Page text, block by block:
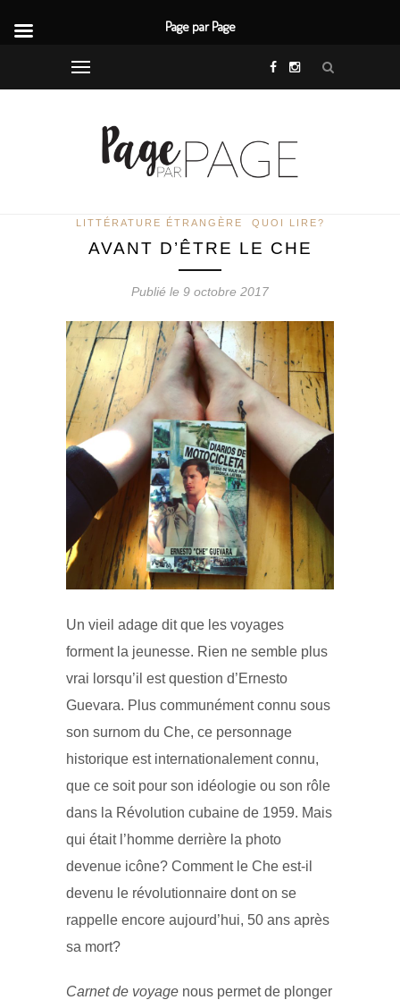
LITTÉRATURE ÉTRANGÈRE QUOI LIRE?
AVANT D’ÊTRE LE CHE
Publié le 9 octobre 2017
Un vieil adage dit que les voyages
forment la jeunesse. Rien ne semble plus
vrai lorsqu’il est question d’Ernesto
Guevara. Plus communément connu sous
son surnom du Che, ce personnage
historique est internationalement connu,
que ce soit pour son idéologie ou son rôle
dans la Révolution cubaine de 1959. Mais
qui était l’homme derrière la photo
devenue icône? Comment le Che est-il
devenu le révolutionnaire dont on se
rappelle encore aujourd’hui, 50 ans après
sa mort?
Carnet de voyage nous permet de plonger
Page par Page